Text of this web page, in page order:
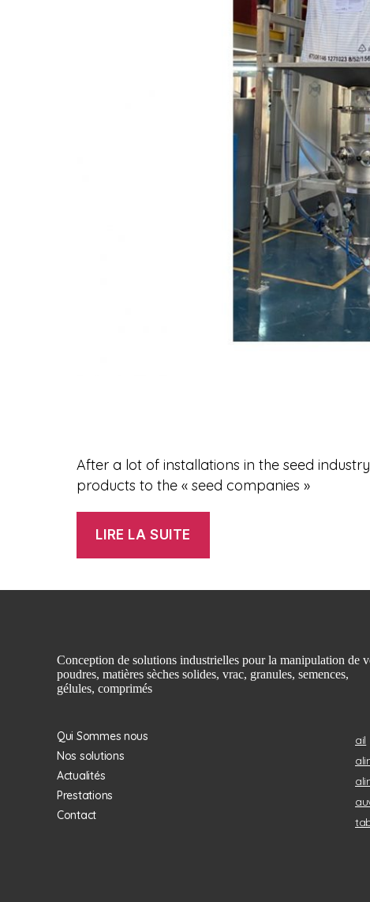
After a lot of installations in the seed
products to the « seed companies »
LIRE LA SUITE
Conception de solutions industrielles pour la manipulation de
poudres, matières sèches solides, vrac, granules, semences,
gélules, comprimés
Qui Sommes nous
Nos solutions
Actualités
Prestations
Contact
ail